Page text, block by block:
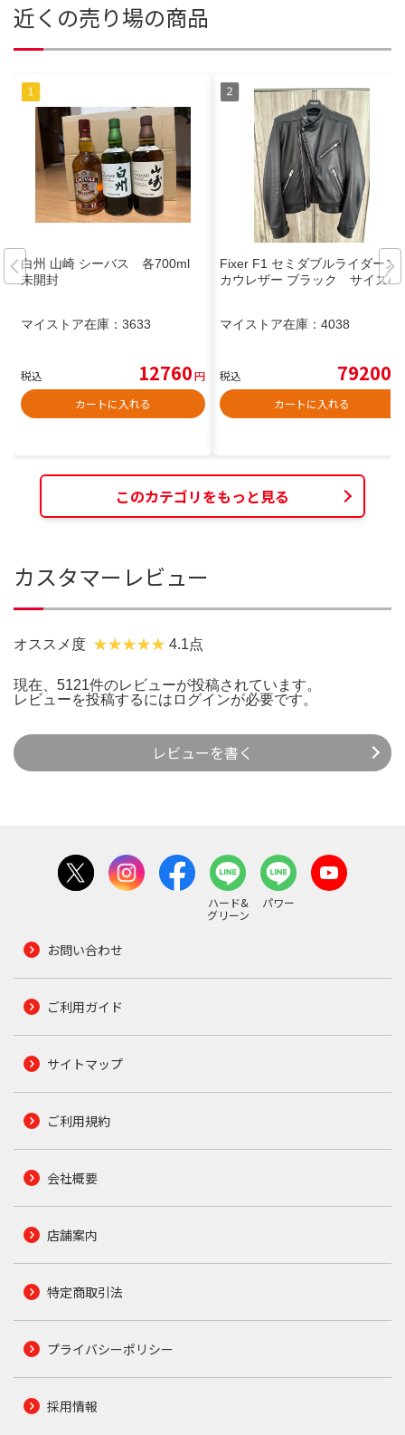
近くの売り場の商品
白州 山崎 シーバス 各700ml
未開封
マイストア在庫： 3633
税込 12760円
カートに入れる
Fixer F1 セミダブルライダース
カウレザー ブラック サイズ46
マイストア在庫： 4038
税込 79200
カートに入れる
このカテゴリをもっと見る
カスタマーレビュー
オススメ度 4.1点
現在、5121件のレビューが投稿されています。
レビューを投稿するには ログインが必要です。
レビューを書く
ハード&
グリーン
パワー
お問い合わせ
ご利用ガイド
サイトマップ
ご利用規約
会社概要
店舗案内
特定商取引法
プライバシーポリシー
採用情報